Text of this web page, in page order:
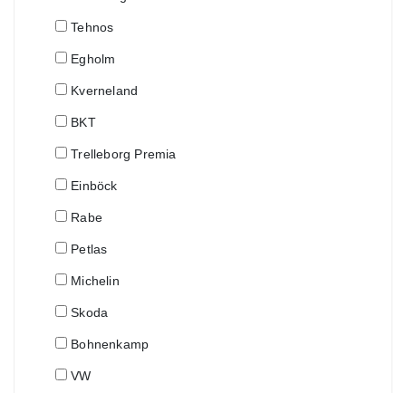
Tehnos
Egholm
Kverneland
BKT
Trelleborg Premia
Einböck
Rabe
Petlas
Michelin
Skoda
Bohnenkamp
VW